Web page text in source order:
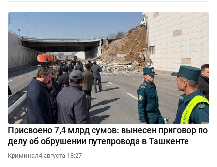
Присвоено 7,4 млрд сумов: вынесен приговор по
делу об обрушении путепровода в Ташкенте
Криминал4 августа 18:27